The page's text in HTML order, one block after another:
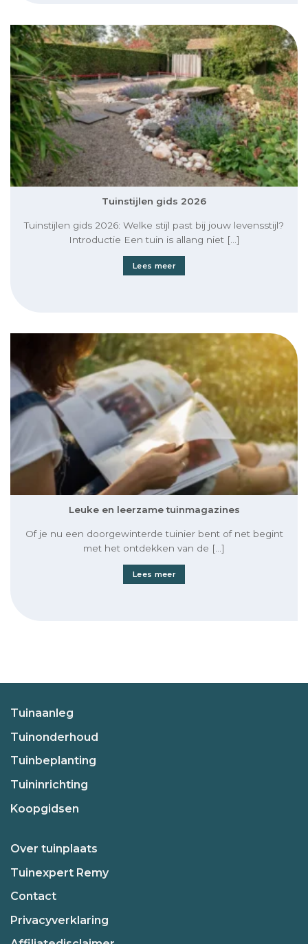
Tuinstijlen gids 2026
Tuinstijlen gids 2026: Welke stijl past bij jouw levensstijl?
Introductie Een tuin is allang niet [...]
Lees meer
Leuke en leerzame tuinmagazines
Of je nu een doorgewinterde tuinier bent of net begint
met het ontdekken van de [...]
Lees meer
Tuinaanleg
Tuinonderhoud
Tuinbeplanting
Tuininrichting
Koopgidsen
Over tuinplaats
Tuinexpert Remy
Contact
Privacyverklaring